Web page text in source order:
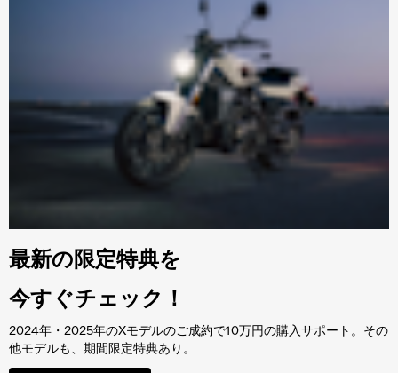
最新の限定特典を
今すぐチェック！
2024年・2025年のXモデルのご成約で10万円の購入サポート。その
他モデルも、期間限定特典あり。